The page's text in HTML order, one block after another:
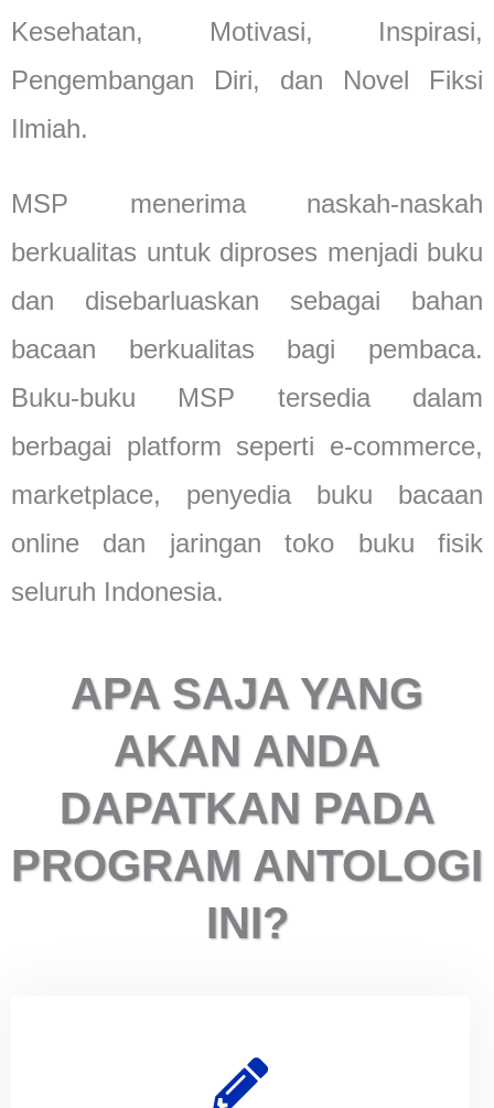
Kesehatan, Motivasi, Inspirasi,
Pengembangan Diri, dan Novel Fiksi
Ilmiah.
MSP menerima naskah-naskah
berkualitas untuk diproses menjadi buku
dan disebarluaskan sebagai bahan
bacaan berkualitas bagi pembaca.
Buku-buku MSP tersedia dalam
berbagai platform seperti e-commerce,
marketplace, penyedia buku bacaan
online dan jaringan toko buku fisik
seluruh Indonesia.
APA SAJA YANG
AKAN ANDA
DAPATKAN PADA
PROGRAM ANTOLOGI
INI?